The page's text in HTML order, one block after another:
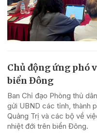
Chủ động ứng phó
biển Đông
Ban Chỉ đạo Phòng thủ
gửi UBND các tỉnh, thành
Quảng Trị và các bộ về
nhiệt đới trên biển Đông.